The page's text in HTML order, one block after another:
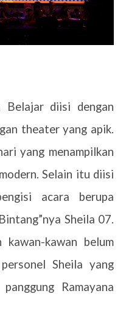
Belajar diisi dengan
theater yang apik.
yang menampilkan
Selain itu diisi
acara berupa
Sheila 07.
kawan belum
Sheila yang
Ramayana